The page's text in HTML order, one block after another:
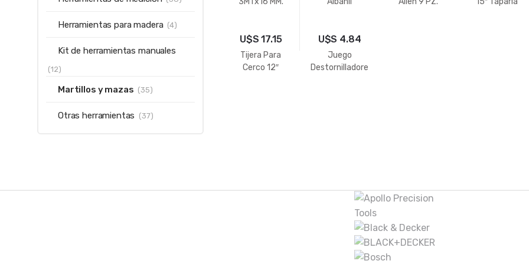
U$S17.15
Tijera Para
Cerco 12″
U$S 4.84
Juego
Destornilladore
Herramientas para madera (4)
Kit de herramientas manuales
(12)
Martillos y mazas (35)
Otras herramientas (37)